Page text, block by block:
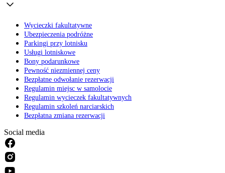
Wycieczki fakultatywne
Ubezpieczenia podróżne
Parkingi przy lotnisku
Usługi lotniskowe
Bony podarunkowe
Pewność niezmiennej ceny
Bezpłatne odwołanie rezerwacji
Regulamin miejsc w samolocie
Regulamin wycieczek fakultatywnych
Regulamin szkoleń narciarskich
Bezpłatna zmiana rezerwacji
Social media